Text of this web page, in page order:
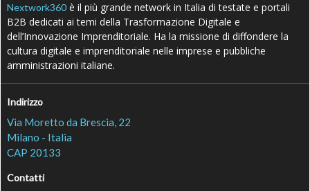
Nextwork360 è il più grande network in Italia di testate e portali
B2B dedicati ai temi della Trasformazione Digitale e
dell’Innovazione Imprenditoriale. Ha la missione di diffondere la
cultura digitale e imprenditoriale nelle imprese e pubbliche
amministrazioni italiane.
Indirizzo
Via Moretto da Brescia, 22
Milano - Italia
CAP 20133
Contatti